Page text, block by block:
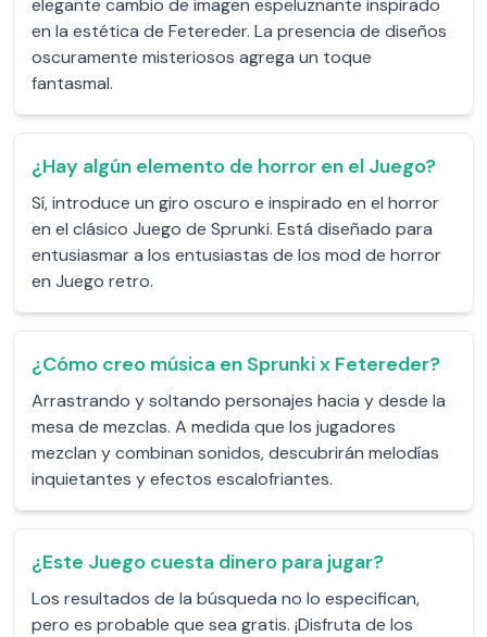
elegante cambio de imagen espeluznante inspirado
en la estética de Fetereder. La presencia de diseños
oscuramente misteriosos agrega un toque
fantasmal.
¿Hay algún elemento de horror en el Juego?
Sí, introduce un giro oscuro e inspirado en el horror
en el clásico Juego de Sprunki. Está diseñado para
entusiasmar a los entusiastas de los mod de horror
en Juego retro.
¿Cómo creo música en Sprunki x Fetereder?
Arrastrando y soltando personajes hacia y desde la
mesa de mezclas. A medida que los jugadores
mezclan y combinan sonidos, descubrirán melodías
inquietantes y efectos escalofriantes.
¿Este Juego cuesta dinero para jugar?
Los resultados de la búsqueda no lo especifican,
pero es probable que sea gratis. ¡Disfruta de los